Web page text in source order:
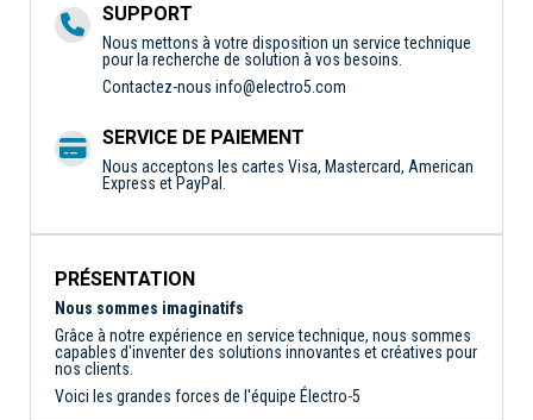
SUPPORT
Nous mettons à votre disposition un service technique
pour la recherche de solution à vos besoins.
Contactez-nous info@electro5.com
SERVICE DE PAIEMENT
Nous acceptons les cartes Visa, Mastercard, American
Express et PayPal.
PRÉSENTATION
Nous sommes imaginatifs
Grâce à notre expérience en service technique, nous sommes
capables d'inventer des solutions innovantes et créatives pour
nos clients.
Voici les grandes forces de l'équipe Électro-5